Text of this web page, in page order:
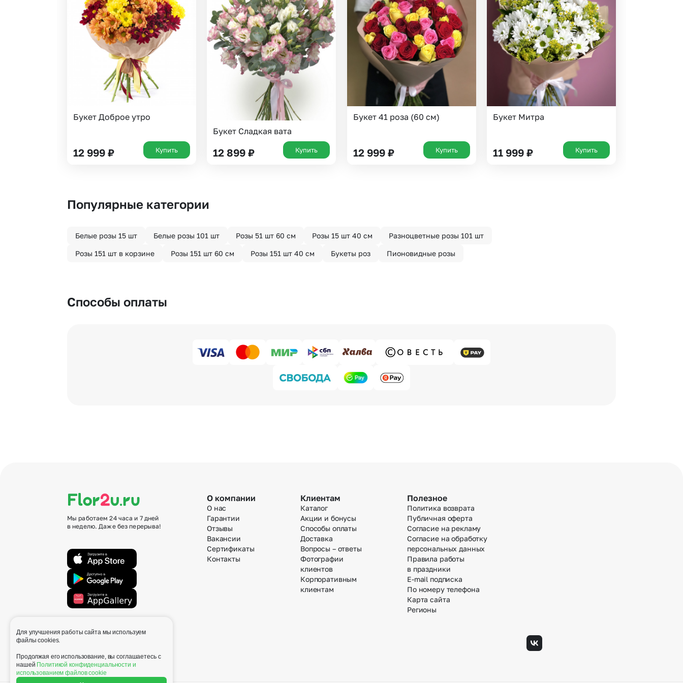
Букет Доброе утро
12 999 ₽ Купить
Букет Сладкая вата
12 899₽ Купить
Букет 41 роза (60 см)
12 999 ₽ Купить
Букет Митра
11 999 ₽ Купить
Популярные категории
Белые розы 15 шт Белые розы 101 шт Розы 51 шт 60 см Розы 15 шт 40 см Разноцветные розы 101 шт
Розы 151 шт в корзине Розы 151 шт 60 см Розы 151 шт 40 см Букеты роз Пионовидные розы
Способы оплаты
Мы работаем 24 часа и 7 дней
в неделю. Даже без перерыва!
О компании
О нас
Гарантии
Отзывы
Вакансии
Сертификаты
Контакты
Клиентам
Каталог
Акции и бонусы
Способы оплаты
Доставка
Вопросы – ответы
Фотографии
клиентов
Корпоративным
клиентам
Полезное
Политика возврата
Публичная оферта
Согласие на рекламу
Согласие на обработку
персональных данных
Правила работы
в праздники
E-mail подписка
По номеру телефона
Карта сайта
Регионы
Для улучшения работы сайта мы используем
файлы cookies.
Продолжая его использование, вы соглашаетесь с
нашей Политикой конфиденциальности и
использованием файлов cookie